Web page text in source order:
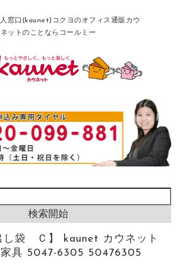
窓口(kaunet)コクヨのオフィス通販カウ
ネットのことならコールミー
し袋 Ｃ】 kaunet カウネット
具 5047-6305 50476305